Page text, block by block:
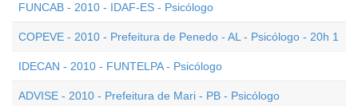
FUNCAB - 2010 - IDAF-ES - Psicólogo
COPEVE - 2010 - Prefeitura de Penedo - AL - Psicólogo - 20h 1
IDECAN - 2010 - FUNTELPA - Psicólogo
ADVISE - 2010 - Prefeitura de Mari - PB - Psicólogo